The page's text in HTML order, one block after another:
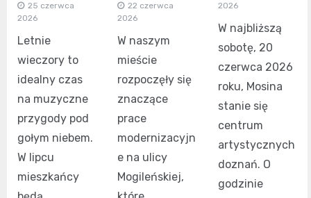
25 czerwca
2026
Letnie
wieczory to
idealny czas
na muzyczne
przygody pod
gołym niebem.
W lipcu
mieszkańcy
22 czerwca
2026
W naszym
mieście
rozpoczęły się
znaczące
prace
modernizacyjn
e na ulicy
Mogileńskiej,
2026
W najbliższą
sobotę, 20
czerwca 2026
roku, Mosina
stanie się
centrum
artystycznych
doznań. O
godzinie